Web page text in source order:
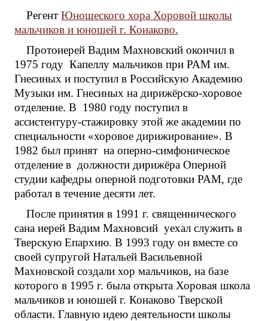
Регент Юношеского хора Хоровой школы
мальчиков и юношей г. Конаково.
Протоиерей Вадим Махновский окончил в
1975 году Капеллу мальчиков при РАМ им.
Гнесиных и поступил в Российскую Академию
Музыки им. Гнесиных на дирижёрско-хоровое
отделение. В 1980 году поступил в
ассистентуру-стажировку этой же академии по
специальности «хоровое дирижирование». В
1982 был принят на оперно-симфоническое
отделение в должности дирижёра Оперной
студии кафедры оперной подготовки РАМ, где
работал в течение десяти лет.
После принятия в 1991 г. священнического
сана иерей Вадим Махновсий уехал служить в
Тверскую Епархию. В 1993 году он вместе со
своей супругой Натальей Васильевной
Махновской создали хор мальчиков, на базе
которого в 1995 г. была открыта Хоровая школа
мальчиков и юношей г. Конаково Тверской
области. Главную идею деятельности школы